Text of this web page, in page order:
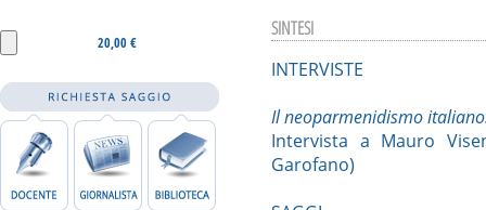
20,00 €
SINTESI
INTERVISTE
Il neoparmenidismo
Intervista a Mauro
Garofano)